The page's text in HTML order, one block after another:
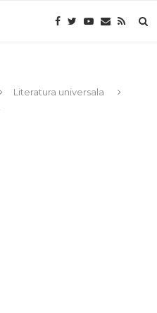
Literatura universala